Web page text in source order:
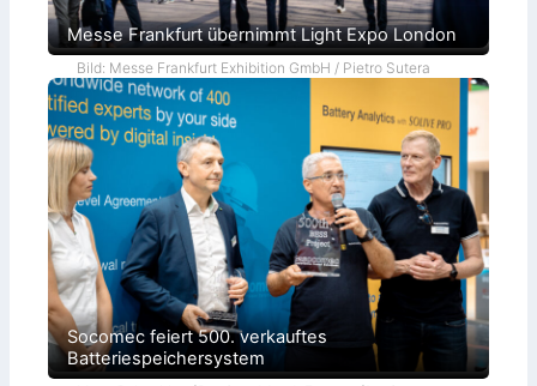
Messe Frankfurt übernimmt Light Expo London
Bild: Messe Frankfurt Exhibition GmbH / Pietro Sutera
Socomec feiert 500. verkauftes
Batteriespeichersystem